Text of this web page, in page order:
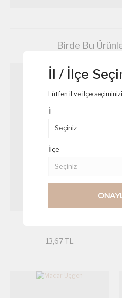
Birde Bu
13,67 TL
İl / İlçe
Lütfen il ve ilçe seçiminizi
İl
İlçe